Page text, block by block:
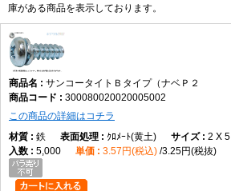
庫がある商品を表示しております。
サンコータイトＢタイプ（ナベＰ２
300080020020005002
この商品の詳細はコチラ
鉄
ｸﾛﾒｰﾄ(黄土) 2 X 5
5,000
3.57円(税込) 3.25円(税抜)